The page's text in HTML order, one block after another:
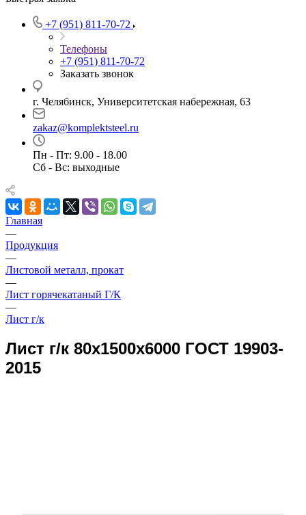
+7 (951) 811-70-72
Телефоны
+7 (951) 811-70-72
Заказать звонок
г. Челябинск, Университетская набережная, 63
zakaz@komplektsteel.ru
Пн - Пт: 9.00 - 18.00
Сб - Вс: выходные
Главная
—
Продукция
—
Листовой металл, прокат
—
Лист горячекатаный Г/К
—
Лист г/к
Лист г/к 80x1500x6000 ГОСТ 19903-
2015